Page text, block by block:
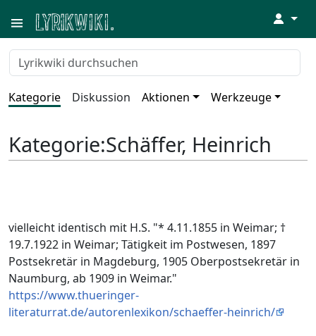
↓
Kategorie Diskussion Aktionen Werkzeuge
Kategorie:Schäffer, Heinrich
vielleicht identisch mit H.S. "* 4.11.1855 in Weimar; †
19.7.1922 in Weimar; Tätigkeit im Postwesen, 1897
Postsekretär in Magdeburg, 1905 Oberpostsekretär in
Naumburg, ab 1909 in Weimar."
https://www.thueringer-
literaturrat.de/autorenlexikon/schaeffer-heinrich/